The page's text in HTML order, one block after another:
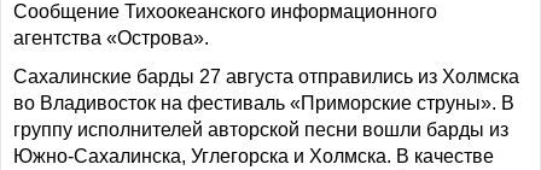
Сообщение Тихоокеанского информационного
агентства «Острова».
Сахалинские барды 27 августа отправились из Холмска
во Владивосток на фестиваль «Приморские струны». В
группу исполнителей авторской песни вошли барды из
Южно-Сахалинска, Углегорска и Холмска. В качестве